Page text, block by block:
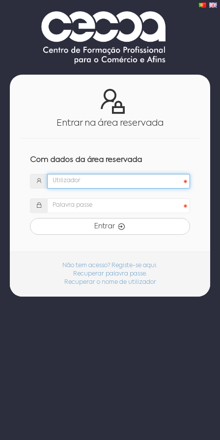
Entrar na área reservada
Com dados da área reservada
Entrar
Não tem acesso? Registe-se aqui.
Recuperar palavra passe.
Recuperar o nome de utilizador